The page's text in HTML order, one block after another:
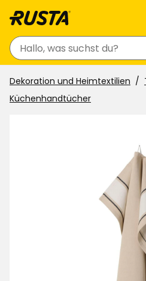
Suchen
Dekoration und Heimtextilien
Küchenhandtücher